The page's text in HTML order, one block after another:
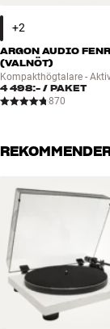
ARGON AUDIO
(VALNÖT)
Kompakthögtalare -
4 498:- / PAKET
870